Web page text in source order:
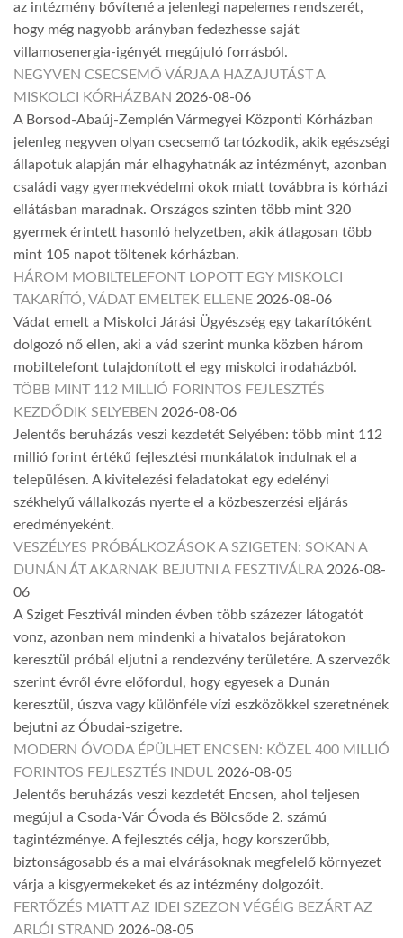
az intézmény bővítené a jelenlegi napelemes rendszerét,
hogy még nagyobb arányban fedezhesse saját
villamosenergia-igényét megújuló forrásból.
NEGYVEN CSECSEMŐ VÁRJA A HAZAJUTÁST A
MISKOLCI KÓRHÁZBAN 2026-08-06
A Borsod-Abaúj-Zemplén Vármegyei Központi Kórházban
jelenleg negyven olyan csecsemő tartózkodik, akik egészségi
állapotuk alapján már elhagyhatnák az intézményt, azonban
családi vagy gyermekvédelmi okok miatt továbbra is kórházi
ellátásban maradnak. Országos szinten több mint 320
gyermek érintett hasonló helyzetben, akik átlagosan több
mint 105 napot töltenek kórházban.
HÁROM MOBILTELEFONT LOPOTT EGY MISKOLCI
TAKARÍTÓ, VÁDAT EMELTEK ELLENE 2026-08-06
Vádat emelt a Miskolci Járási Ügyészség egy takarítóként
dolgozó nő ellen, aki a vád szerint munka közben három
mobiltelefont tulajdonított el egy miskolci irodaházból.
TÖBB MINT 112 MILLIÓ FORINTOS FEJLESZTÉS
KEZDŐDIK SELYEBEN 2026-08-06
Jelentős beruházás veszi kezdetét Selyében: több mint 112
millió forint értékű fejlesztési munkálatok indulnak el a
településen. A kivitelezési feladatokat egy edelényi
székhelyű vállalkozás nyerte el a közbeszerzési eljárás
eredményeként.
VESZÉLYES PRÓBÁLKOZÁSOK A SZIGETEN: SOKAN A
DUNÁN ÁT AKARNAK BEJUTNI A FESZTIVÁLRA 2026-08-
06
A Sziget Fesztivál minden évben több százezer látogatót
vonz, azonban nem mindenki a hivatalos bejáratokon
keresztül próbál eljutni a rendezvény területére. A szervezők
szerint évről évre előfordul, hogy egyesek a Dunán
keresztül, úszva vagy különféle vízi eszközökkel szeretnének
bejutni az Óbudai-szigetre.
MODERN ÓVODA ÉPÜLHET ENCSEN: KÖZEL 400 MILLIÓ
FORINTOS FEJLESZTÉS INDUL 2026-08-05
Jelentős beruházás veszi kezdetét Encsen, ahol teljesen
megújul a Csoda-Vár Óvoda és Bölcsőde 2. számú
tagintézménye. A fejlesztés célja, hogy korszerűbb,
biztonságosabb és a mai elvárásoknak megfelelő környezet
várja a kisgyermekeket és az intézmény dolgozóit.
FERTŐZÉS MIATT AZ IDEI SZEZON VÉGÉIG BEZÁRT AZ
ARLÓI STRAND 2026-08-05